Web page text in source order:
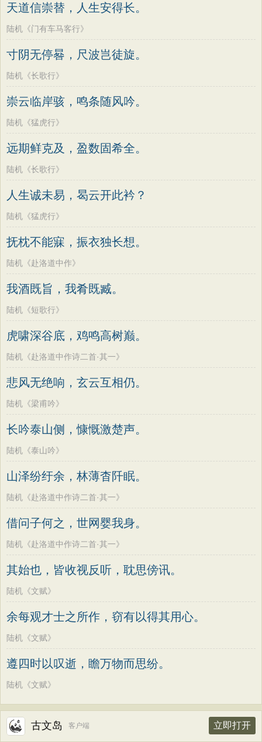
天道信崇替，人生安得长。
陆机《门有车马客行》
寸阴无停晷，尺波岂徒旋。
陆机《长歌行》
崇云临岸骇，鸣条随风吟。
陆机《猛虎行》
远期鲜克及，盈数固希全。
陆机《长歌行》
人生诚未易，曷云开此衿？
陆机《猛虎行》
抚枕不能寐，振衣独长想。
陆机《赴洛道中作》
我酒既旨，我肴既臧。
陆机《短歌行》
虎啸深谷底，鸡鸣高树巅。
陆机《赴洛道中作诗二首·其一》
悲风无绝响，玄云互相仍。
陆机《梁甫吟》
长吟泰山侧，慷慨激楚声。
陆机《泰山吟》
山泽纷纡余，林薄杳阡眠。
陆机《赴洛道中作诗二首·其一》
借问子何之，世网婴我身。
陆机《赴洛道中作诗二首·其一》
其始也，皆收视反听，耽思傍讯。
陆机《文赋》
余每观才士之所作，窃有以得其用心。
陆机《文赋》
遵四时以叹逝，瞻万物而思纷。
陆机《文赋》
古文岛 客户端 立即打开